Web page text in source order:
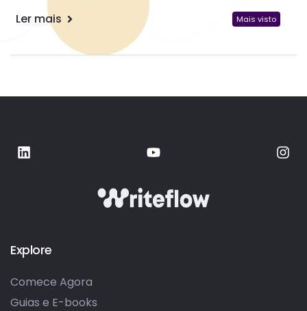
Ler mais
Mais visto
Explore
Comece Agora
Guias e E-books